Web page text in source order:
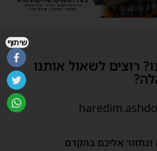
רוצים לשאול אותנו
ונחזור אליכם בהקדם
שיתוף